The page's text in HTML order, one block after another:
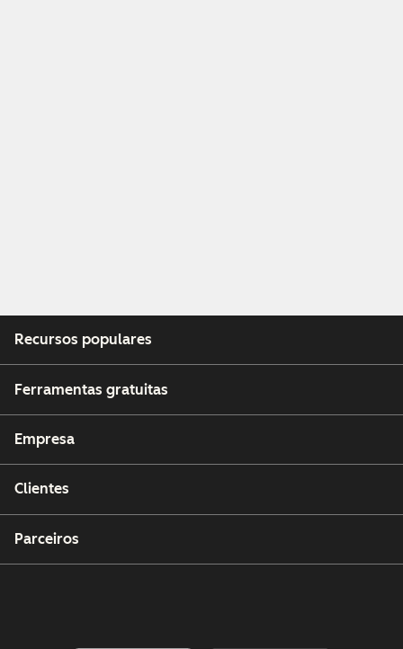
Recursos populares
Ferramentas gratuitas
Empresa
Clientes
Parceiros